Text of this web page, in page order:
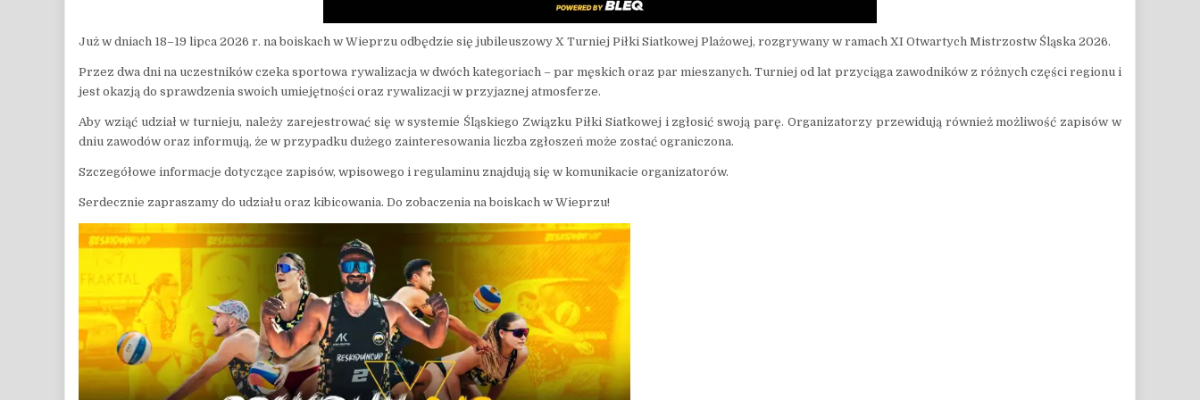
Już w dniach 18–19 lipca 2026 r. na boiskach w Wieprzu odbędzie się jubileuszowy X Turniej Piłki Siatkowej Plażowej, rozgrywany w ramach XI Otwartych Mistrzostw Śląska 2026.
Przez dwa dni na uczestników czeka sportowa rywalizacja w dwóch kategoriach – par męskich oraz par mieszanych. Turniej od lat przyciąga zawodników z różnych części regionu i
jest okazją do sprawdzenia swoich umiejętności oraz rywalizacji w przyjaznej atmosferze.
Aby wziąć udział w turnieju, należy zarejestrować się w systemie Śląskiego Związku Piłki Siatkowej i zgłosić swoją parę. Organizatorzy przewidują również możliwość zapisów w
dniu zawodów oraz informują, że w przypadku dużego zainteresowania liczba zgłoszeń może zostać ograniczona.
Szczegółowe informacje dotyczące zapisów, wpisowego i regulaminu znajdują się w komunikacie organizatorów.
Serdecznie zapraszamy do udziału oraz kibicowania. Do zobaczenia na boiskach w Wieprzu!